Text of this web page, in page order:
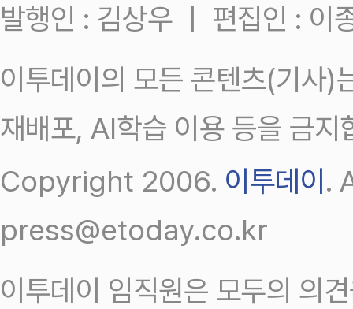
발행인 : 김상우 ㅣ 편집인 : 이
이투데이의 모든 콘텐츠(기사)
재배포, AI학습 이용 등을 금지
Copyright 2006. 이투데이.
press@etoday.co.kr
이투데이 임직원은 모두의 의